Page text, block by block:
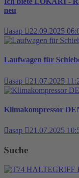
neu
asap 22.09.2025
Laufwagen für
asap 21.07.2025
Klimakompressor
asap 21.07.2025
Suche